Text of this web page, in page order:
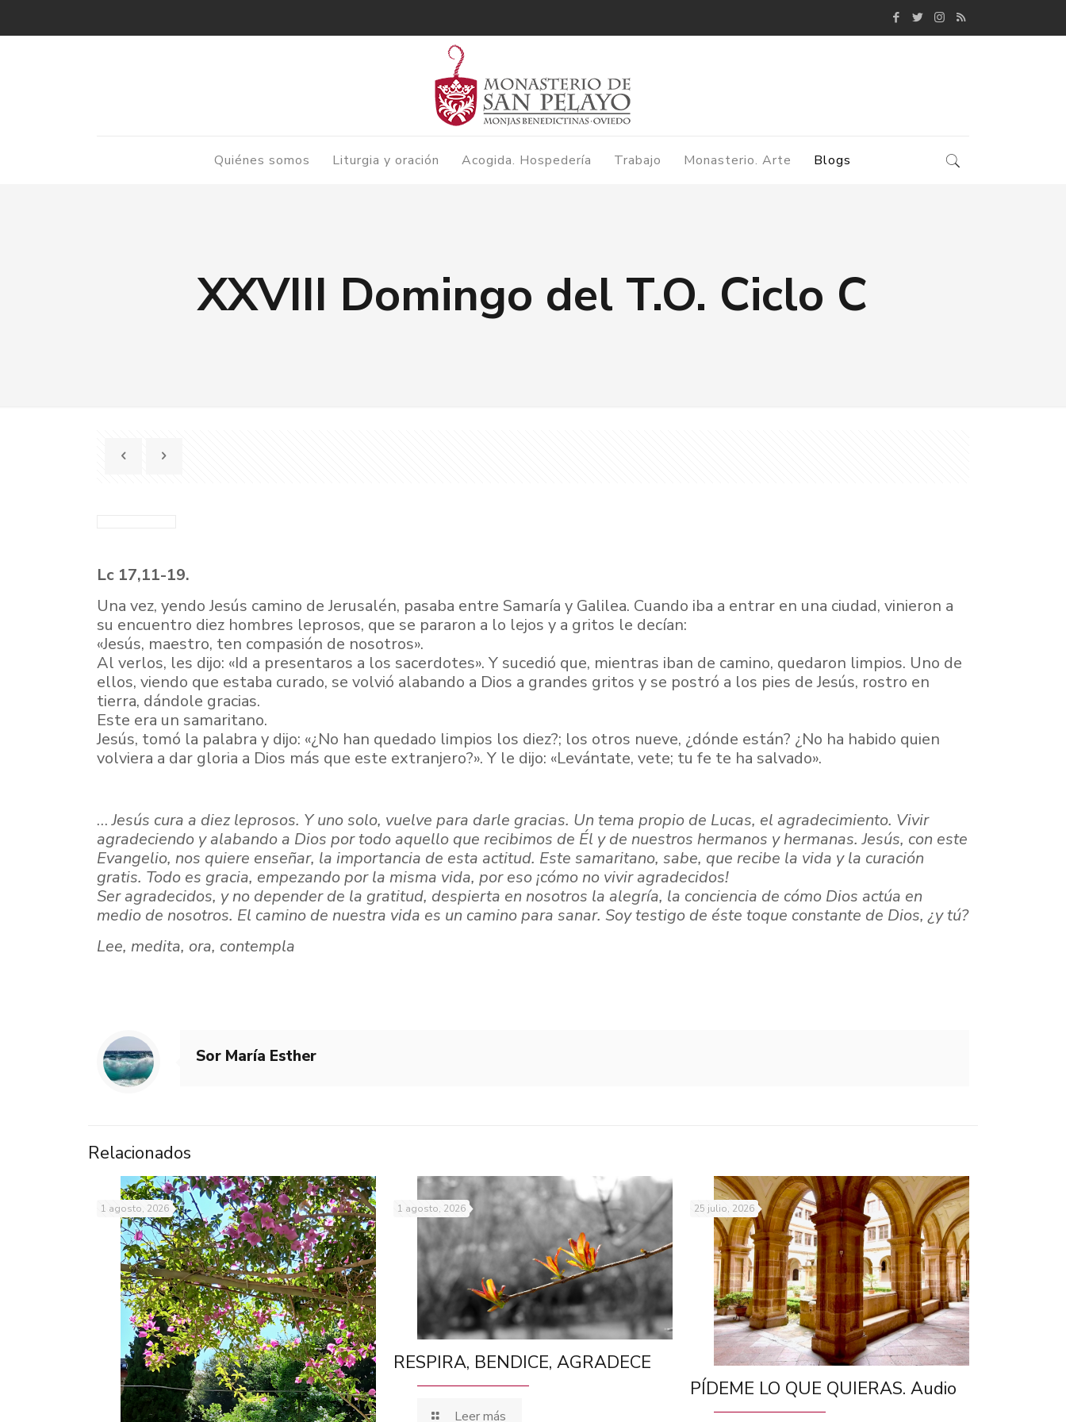
Quiénes somos Liturgia y oración Acogida. Hospedería Trabajo Monasterio. Arte Blogs
XXVIII Domingo del T.O. Ciclo C
Lc 17,11-19.
Una vez, yendo Jesús camino de Jerusalén, pasaba entre Samaría y Galilea. Cuando iba a entrar en una ciudad, vinieron a
su encuentro diez hombres leprosos, que se pararon a lo lejos y a gritos le decían:
«Jesús, maestro, ten compasión de nosotros».
Al verlos, les dijo: «Id a presentaros a los sacerdotes». Y sucedió que, mientras iban de camino, quedaron limpios. Uno de
ellos, viendo que estaba curado, se volvió alabando a Dios a grandes gritos y se postró a los pies de Jesús, rostro en
tierra, dándole gracias.
Este era un samaritano.
Jesús, tomó la palabra y dijo: «¿No han quedado limpios los diez?; los otros nueve, ¿dónde están? ¿No ha habido quien
volviera a dar gloria a Dios más que este extranjero?». Y le dijo: «Levántate, vete; tu fe te ha salvado».
…Jesús cura a diez leprosos. Y uno solo, vuelve para darle gracias. Un tema propio de Lucas, el agradecimiento. Vivir
agradeciendo y alabando a Dios por todo aquello que recibimos de Él y de nuestros hermanos y hermanas. Jesús, con este
Evangelio, nos quiere enseñar, la importancia de esta actitud. Este samaritano, sabe, que recibe la vida y la curación
gratis. Todo es gracia, empezando por la misma vida, por eso ¡cómo no vivir agradecidos!
Ser agradecidos, y no depender de la gratitud, despierta en nosotros la alegría, la conciencia de cómo Dios actúa en
medio de nosotros. El camino de nuestra vida es un camino para sanar. Soy testigo de éste toque constante de Dios, ¿y tú?
Lee, medita, ora, contempla
Sor María Esther
Relacionados
1 agosto, 2026 1 agosto, 2026
RESPIRA, BENDICE, AGRADECE
Leer más
25 julio, 2026
PÍDEME LO QUE QUIERAS. Audio